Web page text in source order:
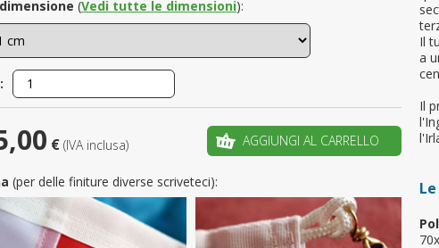
Il
a
Il
(Vedi tutte le dimensioni):
€ (IVA inclusa) AGGIUNGI AL CARRELLO
(per delle finiture diverse scriveteci):